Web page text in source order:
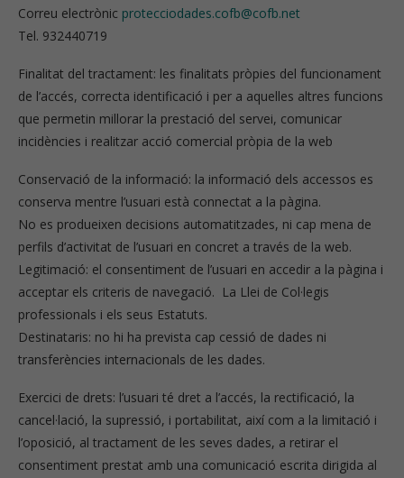
Correu electrònic protecciodades.cofb@cofb.net
Tel. 932440719
Finalitat del tractament: les finalitats pròpies del funcionament
de l’accés, correcta identificació i per a aquelles altres funcions
que permetin millorar la prestació del servei, comunicar
incidències i realitzar acció comercial pròpia de la web
Conservació de la informació: la informació dels accessos es
conserva mentre l’usuari està connectat a la pàgina.
No es produeixen decisions automatitzades, ni cap mena de
perfils d’activitat de l’usuari en concret a través de la web.
Legitimació: el consentiment de l’usuari en accedir a la pàgina i
acceptar els criteris de navegació. La Llei de Col·legis
professionals i els seus Estatuts.
Destinataris: no hi ha prevista cap cessió de dades ni
transferències internacionals de les dades.
Exercici de drets: l’usuari té dret a l’accés, la rectificació, la
cancel·lació, la supressió, i portabilitat, així com a la limitació i
l’oposició, al tractament de les seves dades, a retirar el
consentiment prestat amb una comunicació escrita dirigida al